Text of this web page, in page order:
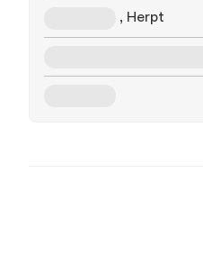
, Herpt